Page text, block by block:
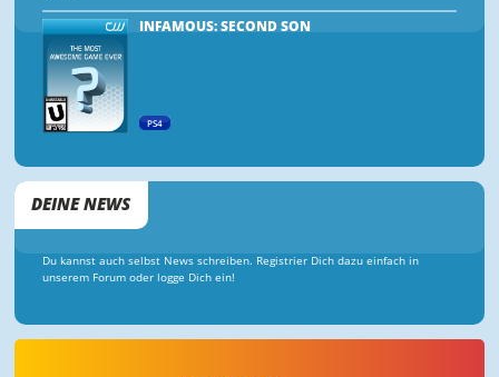
INFAMOUS: SECOND SON
PS4
DEINE NEWS
Du kannst auch selbst News schreiben. Registrier Dich dazu einfach in
unserem Forum oder logge Dich ein!